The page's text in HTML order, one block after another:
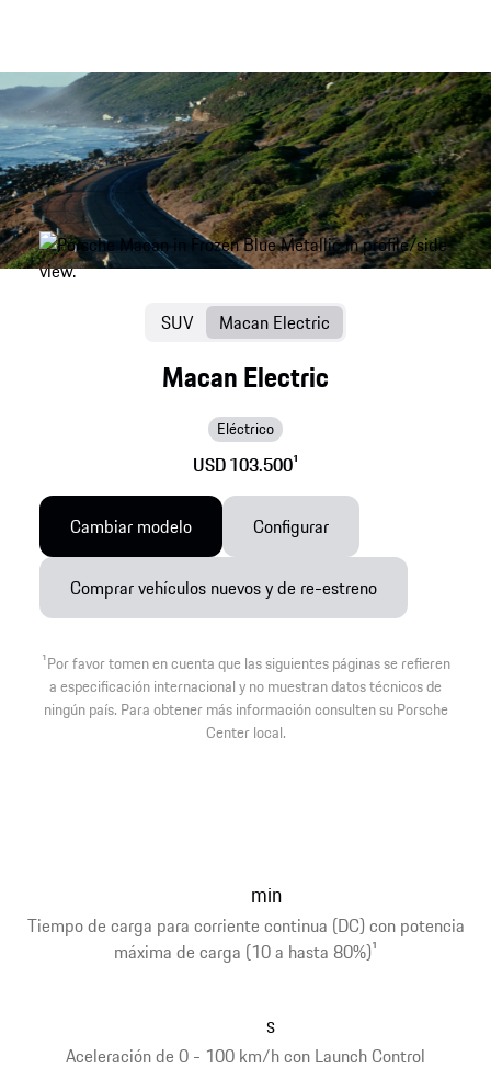
Macan Electric
Eléctrico
USD 103.5001
SUV Macan Electric
Cambiar modelo Configurar
Comprar vehículos nuevos y de re-estreno
1Por favor tomen en cuenta que las siguientes páginas se refieren
a especificación internacional y no muestran datos técnicos de
ningún país. Para obtener más información consulten su Porsche
Center local.
Tiempo de carga para corriente continua (DC) con potencia
máxima de carga (10 a hasta 80%)1
min
Aceleración de 0 - 100 km/h con Launch Control
s